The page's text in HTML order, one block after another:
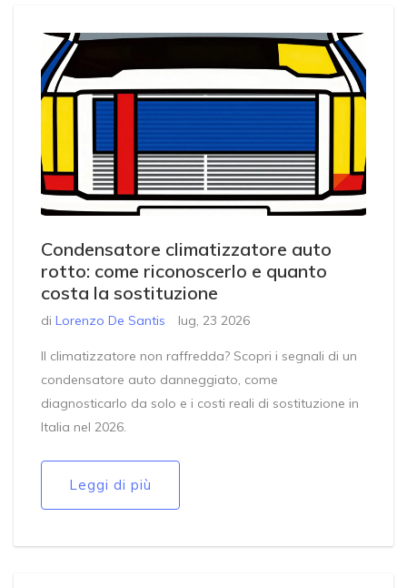
Condensatore climatizzatore auto
rotto: come riconoscerlo e quanto
costa la sostituzione
di Lorenzo De Santis lug, 23 2026
Il climatizzatore non raffredda? Scopri i segnali di un
condensatore auto danneggiato, come
diagnosticarlo da solo e i costi reali di sostituzione in
Italia nel 2026.
Leggi di più